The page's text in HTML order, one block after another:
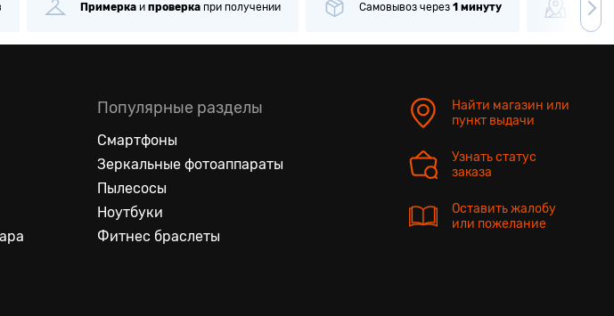
Примерка и проверка при получении Самовывоз через 1 минуту Более
Популярные разделы
Смартфоны
Зеркальные фотоаппараты
Пылесосы
Ноутбуки
Фитнес браслеты
Найти магазин или
пункт выдачи
Узнать статус
заказа
Оставить жалобу
или пожелание